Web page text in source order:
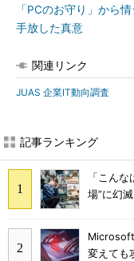
「PCのお守り」から
手放した真意
関連リンク
JUAS 企業IT動向調査
記事ランキング
「こん
場”に幻
変えても